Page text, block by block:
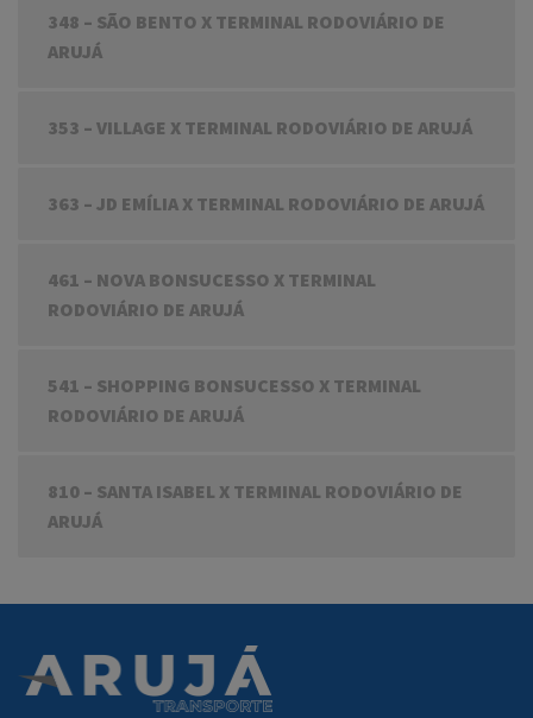
348 – SÃO BENTO X TERMINAL RODOVIÁRIO DE
ARUJÁ
353 – VILLAGE X TERMINAL RODOVIÁRIO DE ARUJÁ
363 – JD EMÍLIA X TERMINAL RODOVIÁRIO DE ARUJÁ
461 – NOVA BONSUCESSO X TERMINAL
RODOVIÁRIO DE ARUJÁ
541 – SHOPPING BONSUCESSO X TERMINAL
RODOVIÁRIO DE ARUJÁ
810 – SANTA ISABEL X TERMINAL RODOVIÁRIO DE
ARUJÁ